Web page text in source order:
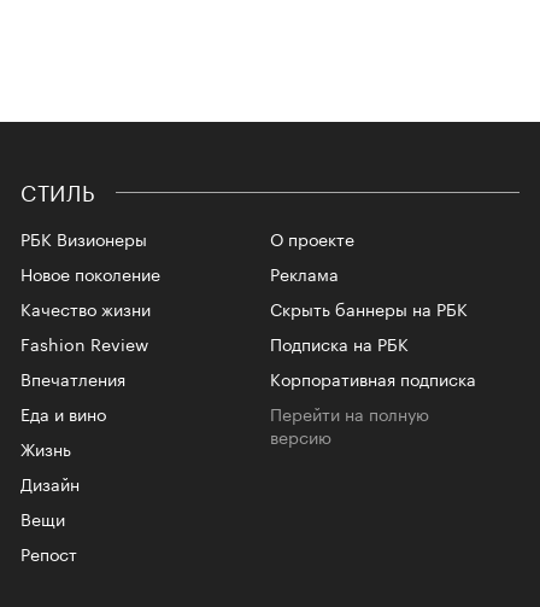
СТИЛЬ
РБК Визионеры
Новое поколение
Качество жизни
Fashion Review
Впечатления
Еда и вино
Жизнь
Дизайн
Вещи
Репост
О проекте
Реклама
Скрыть баннеры на РБК
Подписка на РБК
Корпоративная подписка
Перейти на полную
версию